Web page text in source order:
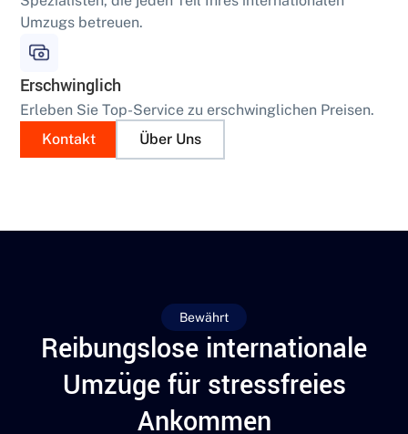
Umzugs betreuen.
Erschwinglich
Erleben Sie Top-Service zu erschwinglichen Preisen.
Kontakt
Über Uns
Bewährt
Reibungslose internationale
Umzüge für stressfreies
Ankommen